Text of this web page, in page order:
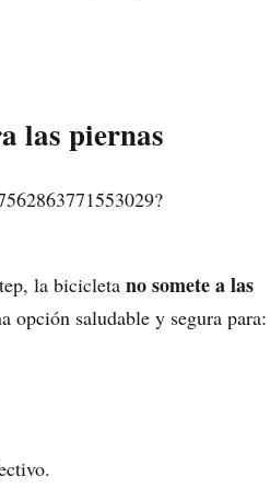
las piernas
la bicicleta no somete a las
opción saludable y segura para: